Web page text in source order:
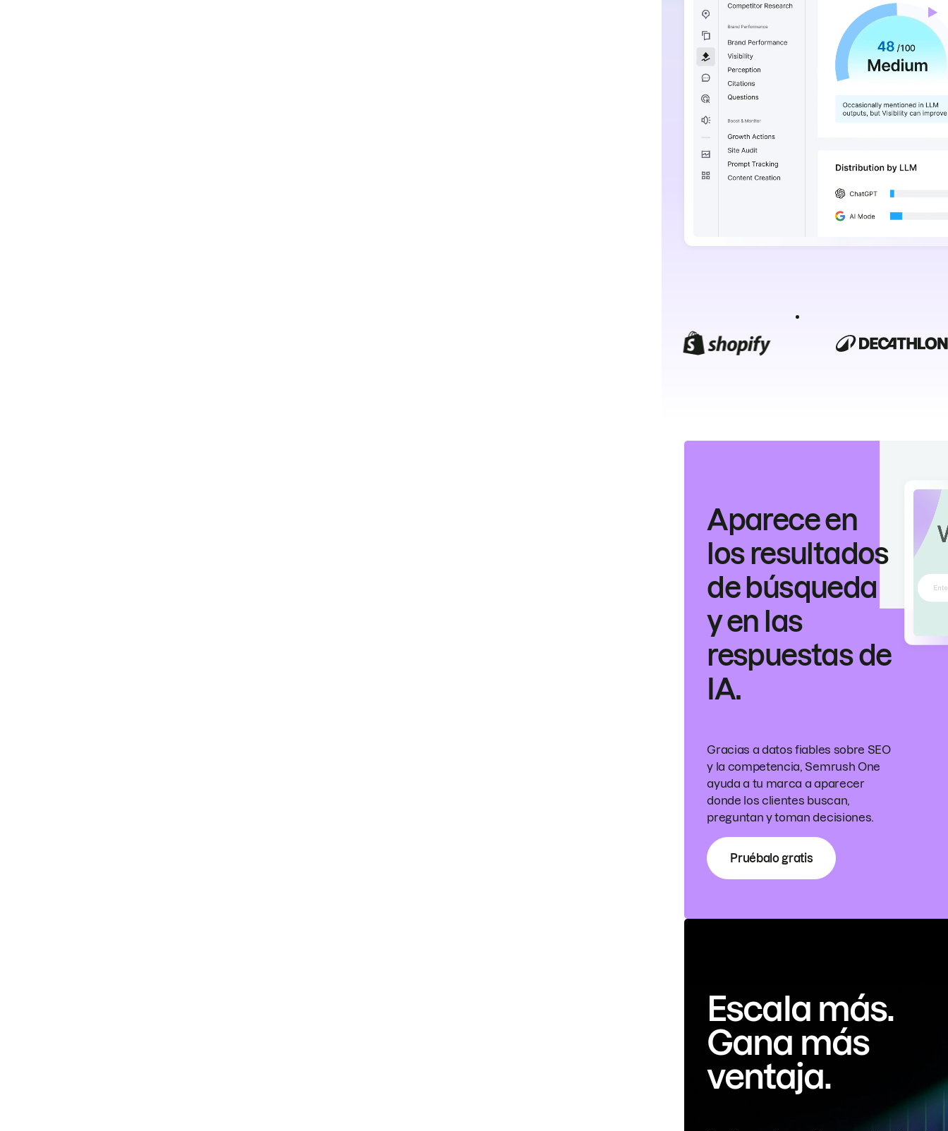
Aparece en
los resultados
de búsqueda
y en las
respuestas de
IA.
Gracias a datos fiables sobre SEO
y la competencia, Semrush One
ayuda a tu marca a aparecer
donde los clientes buscan,
preguntan y toman decisiones.
Pruébalo gratis
Escala más.
Gana más
ventaja.